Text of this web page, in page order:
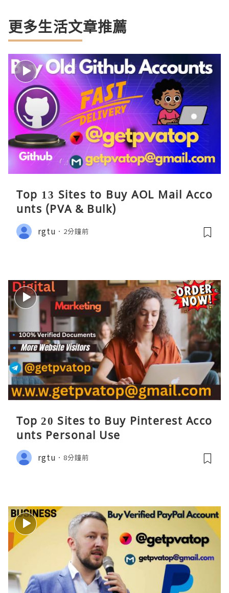
更多生活文章推薦
Top 13 Sites to Buy AOL Mail Acco
unts (PVA & Bulk)
rgtu 2分鐘前
Top 20 Sites to Buy Pinterest Acco
unts Personal Use
rgtu 8分鐘前